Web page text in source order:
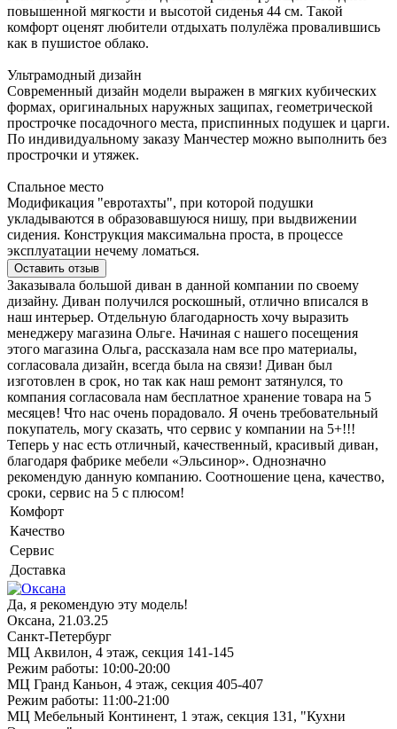
повышенной мягкости и высотой сиденья 44 см. Такой
комфорт оценят любители отдыхать полулёжа провалившись
как в пушистое облако.
Ультрамодный дизайн
Современный дизайн модели выражен в мягких кубических
формах, оригинальных наружных защипах, геометрической
прострочке посадочного места, приспинных подушек и царги.
По индивидуальному заказу Манчестер можно выполнить без
прострочки и утяжек.
Спальное место
Модификация "евротахты", при которой подушки
укладываются в образовавшуюся нишу, при выдвижении
сидения. Конструкция максимальна проста, в процессе
эксплуатации нечему ломаться.
Оставить отзыв
Заказывала большой диван в данной компании по своему
дизайну. Диван получился роскошный, отлично вписался в
наш интерьер. Отдельную благодарность хочу выразить
менеджеру магазина Ольге. Начиная с нашего посещения
этого магазина Ольга, рассказала нам все про материалы,
согласовала дизайн, всегда была на связи! Диван был
изготовлен в срок, но так как наш ремонт затянулся, то
компания согласовала нам бесплатное хранение товара на 5
месяцев! Что нас очень порадовало. Я очень требовательный
покупатель, могу сказать, что сервис у компании на 5+!!!
Теперь у нас есть отличный, качественный, красивый диван,
благодаря фабрике мебели «Эльсинор». Однозначно
рекомендую данную компанию. Соотношение цена, качество,
сроки, сервис на 5 с плюсом!
Комфорт
Качество
Сервис
Доставка
Да, я рекомендую эту модель!
Оксана, 21.03.25
Санкт-Петербург
МЦ Аквилон, 4 этаж, секция 141-145
Режим работы: 10:00-20:00
МЦ Гранд Каньон, 4 этаж, секция 405-407
Режим работы: 11:00-21:00
МЦ Мебельный Континент, 1 этаж, секция 131, "Кухни